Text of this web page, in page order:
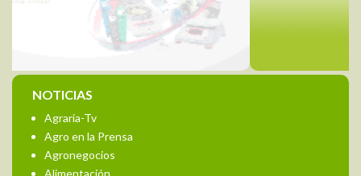
NOTICIAS
Agraria-Tv
Agro en la Prensa
Agronegocios